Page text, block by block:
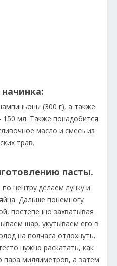
(300 г), а также
мл. Также понадобится
масло и смесь из
трав.
пасты.
центру делаем лунку и
Дальше понемногу
постепенно захватывая
шар, укутываем его в
на полчаса отдохнуть.
нужно раскатать, как
миллиметров, а затем